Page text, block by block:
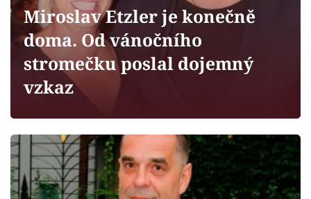
Sledujte prima+
Filmový festival Karlovy Vary
Mámy sobě
Přihlášení
Miroslav Etzler je konečně
doma. Od vánočního
stromečku poslal dojemný
vzkaz